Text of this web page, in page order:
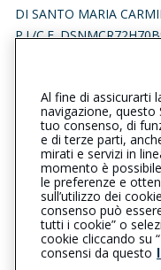
DI SANTO MARIA
P.I./C.F.
0823442929
L’intermediario è
Registro RUI al seguente
Al fine di assicurarti
navigazione, questo
tuo consenso, di
e di terze parti,
mirati e servizi in
momento è
le preferenze e
sull’utilizzo dei
consenso può
tutti i cookie” o
cookie cliccando su
consensi da questo